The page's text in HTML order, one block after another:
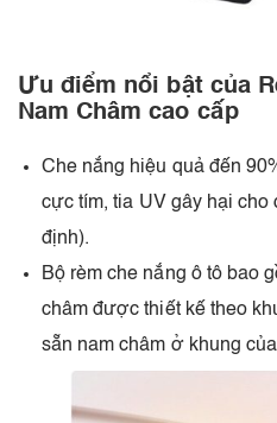
Ưu điểm nổi bật của
Nam Châm cao cấp
Che nắng hiệu quả đến
cực tím, tia UV gây hại
định).
Bộ rèm che nắng ô tô bao
châm được thiết kế theo
sẵn nam châm ở khung